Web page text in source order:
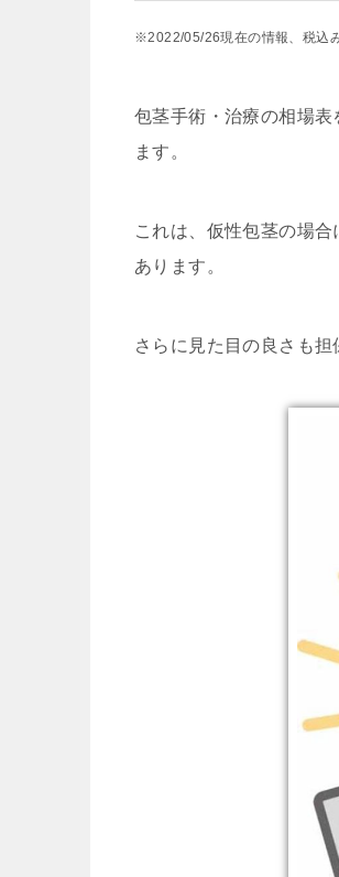
※2022/05/26現在の情報、税込
包茎手術・治療の相場
ます。
これは、仮性包茎の場
あります。
さらに見た目の良さも担